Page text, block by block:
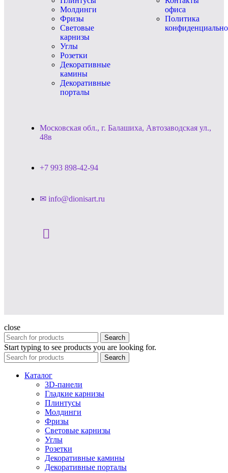
Молдинги
Фризы
Световые
карнизы
Углы
Розетки
Декоративные
камины
Декоративные
порталы
офиса
Политика
Московская обл., г. Балашиха, Автозаводская ул.,
48в
+7 993 898-42-94
✉ info@dionisart.ru
close
Search
Start typing to see products you are looking for.
Search
Каталог
3D-панели
Гладкие карнизы
Плинтусы
Молдинги
Фризы
Световые карнизы
Углы
Розетки
Декоративные камины
Декоративные порталы